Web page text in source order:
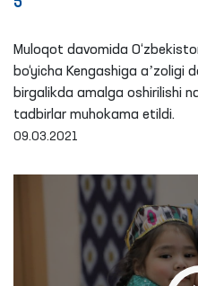
Muloqot davomida
bo‘yicha Kengashiga
birgalikda amalga oshirilishi
tadbirlar muhokama etildi.
09.03.2021